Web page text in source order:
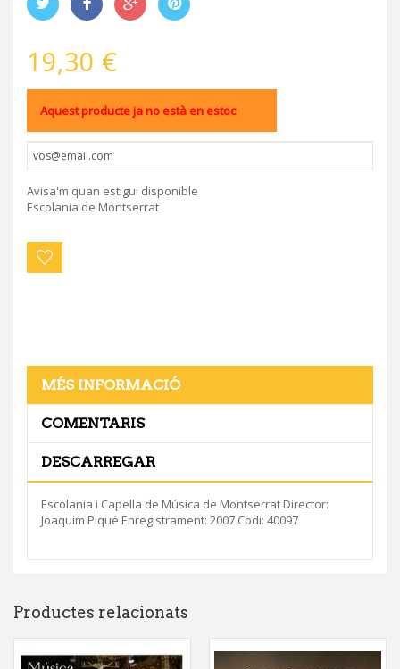
19,30 €
Aquest producte ja no està en estoc
Avisa'm quan estigui disponible
Escolania de Montserrat
MÉS INFORMACIÓ
COMENTARIS
DESCARREGAR
Escolania i Capella de Música de Montserrat Director:
Joaquim Piqué Enregistrament: 2007 Codi: 40097
Productes relacionats